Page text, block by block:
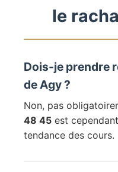
le
Dois-je prendre
de Agy ?
Non, pas
48 45 est
tendance des cours.